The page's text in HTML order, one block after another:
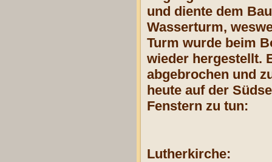
und diente dem
Wasserturm,
Turm wurde beim
wieder hergestellt.
abgebrochen und
heute auf der
Fenstern zu tun:
Lutherkirche: